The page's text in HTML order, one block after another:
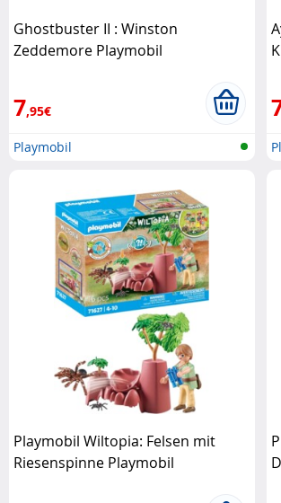
Ghostbuster II : Winston
Zeddemore Playmobil
7,95€
Playmobil
Playmobil Wiltopia: Felsen mit
Riesenspinne Playmobil